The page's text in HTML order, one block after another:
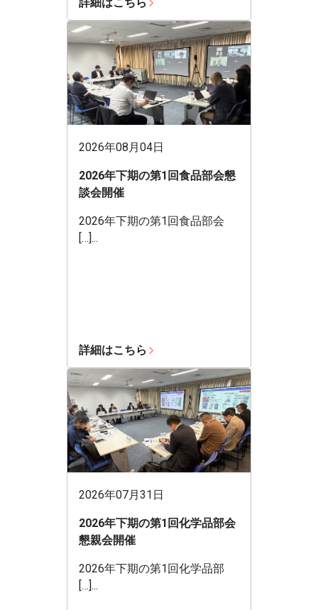
2026年08月04日
2026年下期の第1回食品部会懇
談会開催
2026年下期の第1回食品部会
[…]...
詳細はこちら
2026年07月31日
2026年下期の第1回化学品部会
懇親会開催
2026年下期の第1回化学品部
[…]...